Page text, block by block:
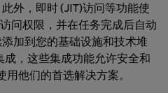
外，即时 (JIT)访问等功能使
问权限，并在任务完成后自动
加到您的基础设施和技术堆
，这些集成功能允许安全和
他们的首选解决方案。